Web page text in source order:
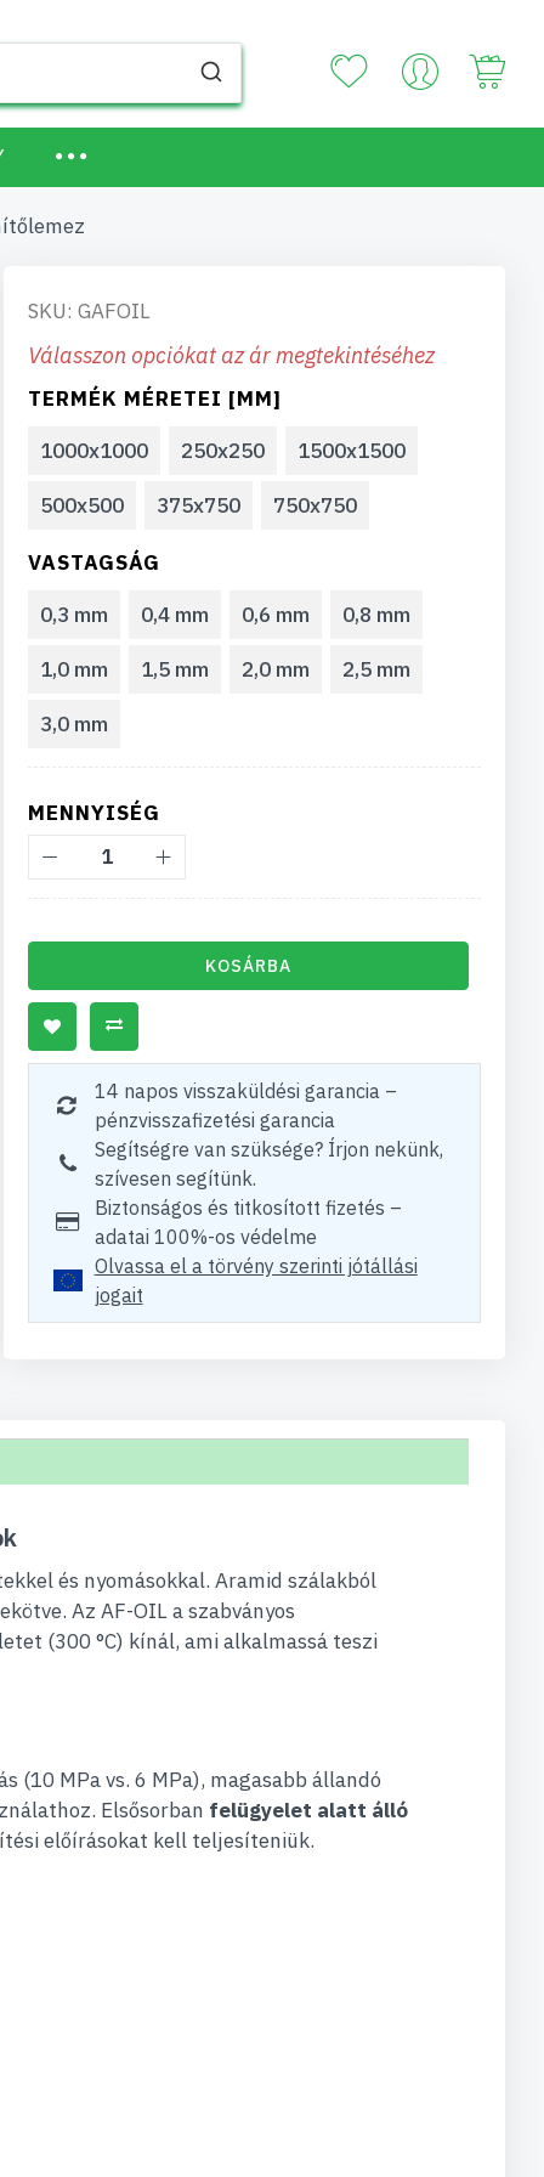
SKU: GAFOIL
Válasszon opciókat az ár megtekintéséhez
TERMÉK MÉRETEI [MM]
1000x1000
250x250 1500x1500
500x500 375x750 750x750
VASTAGSÁG
0,3 mm
0,4 mm 0,6 mm 0,8 mm
1,0 mm 1,5 mm 2,0 mm 2,5 mm
3,0 mm
MENNYISÉG
KOSÁRBA
14 napos visszaküldési garancia –
pénzvisszafizetési garancia
Segítségre van szüksége? Írjon nekünk,
szívesen segítünk.
Biztonságos és titkosított fizetés –
adatai 100%-os védelme
Olvassa el a törvény szerinti jótállási
jogait
és nyomásokkal. Aramid szálakból
Az AF-OIL a szabványos
(300 °C) kínál, ami alkalmassá teszi
MPa vs. 6 MPa), magasabb állandó
Elsősorban felügyelet alatt álló
előírásokat kell teljesíteniük.